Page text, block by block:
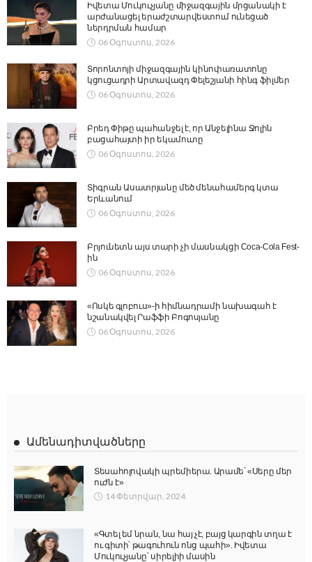
Իվետա Մուկուչյանը միջազգային մրցանակի է
արժանացել երաժշտարվեստում ունեցած
ներդրման համար
06 Օգոստոս, 2026
Տորոնտոյի միջազգային կինոփառատոնը
կցուցադրի Արտավազդ Փելեշյանի հինգ ֆիլմեր
06 Օգոստոս, 2026
Բրեդ Փիթը պահանջել է, որ Անջելինա Ջոլին
բացահայտի իր եկամուտը
06 Օգոստոս, 2026
Տիգրան Ասատրյանը մեծ մենահամերգ կտա
Երևանում
06 Օգոստոս, 2026
Բրյունետն այս տարի չի մասնակցի Coca-Cola Fest-
ին
06 Օգոստոս, 2026
«Ոսկե գլոբուս»-ի հիմնադրամի նախագահ է
նշանակվել Րաֆֆի Բոգոսյանը
06 Օգոստոս, 2026
Ամենադիտվածները
Տեսահոլովակի պրեմիերա. Արամե՝ «Սերը մեր
ուժն է»
14 Փետրվար, 2024
«Գտել եմ նրան, նա հայ չէ, բայց կարգին տղա է
ու գիտի՝ թագուհուն ոնց պահի». Իվետա
Մուկուչյանը՝ սիրելիի մասին